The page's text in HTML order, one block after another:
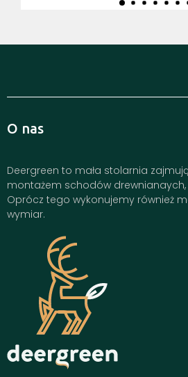
O nas
Deergreen to mała stolarnia
montażem schodów
Oprócz tego wykonujemy również
wymiar.